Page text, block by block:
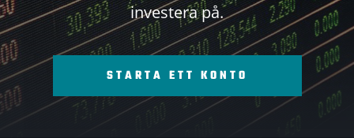
investera på.
STARTA ETT KONTO